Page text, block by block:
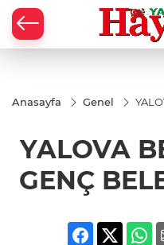
Anasayfa Genel
YALOVA
GENÇ